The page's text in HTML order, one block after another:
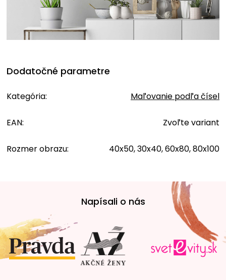
Dodatočné parametre
Kategória: Maľovanie podľa čísel
EAN: Zvoľte variant
Rozmer obrazu: 40x50, 30x40, 60x80, 80x100
t
i
e
Napísali o nás